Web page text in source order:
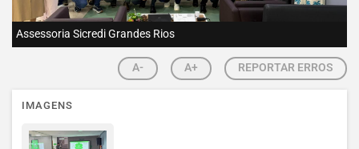
Assessoria Sicredi Grandes Rios
A- A+ REPORTAR ERROS
IMAGENS